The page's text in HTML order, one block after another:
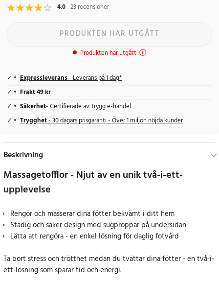
4.0 23 recensioner
PRODUKTEN HAR UTGÅTT
Produkten har utgått
Expressleverans- Leverans på 1 dag*
Frakt 49 kr
Säkerhet- Certifierade av Trygg e-handel
Trygghet- 30 dagars prisgaranti - Över 1 miljon nöjda kunder
Beskrivning
Massagetofflor - Njut av en unik två-i-ett-
upplevelse
Rengör och masserar dina fötter bekvämt i ditt hem
Stadig och säker design med sugproppar på undersidan
Lätta att rengöra - en enkel lösning för daglig fotvård
Ta bort stress och trötthet medan du tvättar dina fötter - en två-i-
ett-lösning som sparar tid och energi.